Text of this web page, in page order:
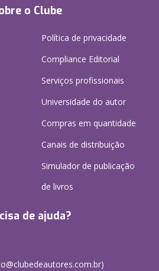
o Clube
Política de privacidade
Compliance Editorial
Serviços profissionais
Universidade do autor
Compras em quantidade
Canais de distribuição
Simulador de publicação
de livros
de ajuda?